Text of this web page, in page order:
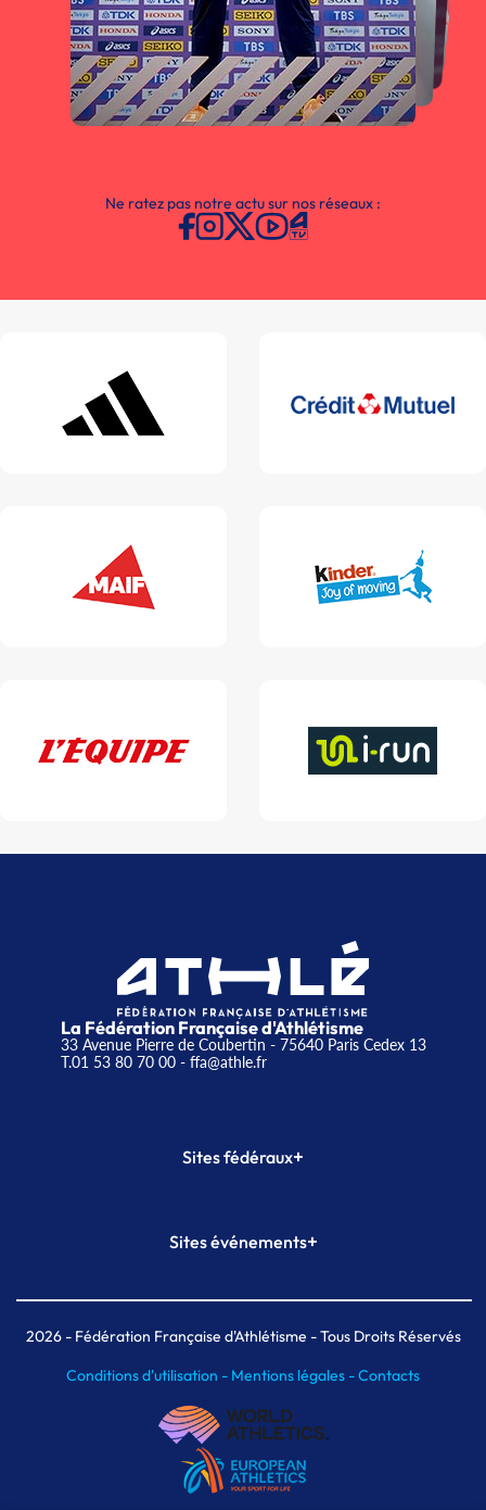
Ne ratez pas notre actu sur nos réseaux :
La Fédération Française d'Athlétisme
33 Avenue Pierre de Coubertin - 75640 Paris Cedex 13
T.01 53 80 70 00- ffa@athle.fr
Sites fédéraux+
Plateforme Formation
Sites événements+
Meeting de Paris indoor
MAIF Ekiden de Paris
2026- Fédération Française d'Athlétisme - Tous Droits Réservés
Conditions d'utilisation - Mentions légales -Contacts